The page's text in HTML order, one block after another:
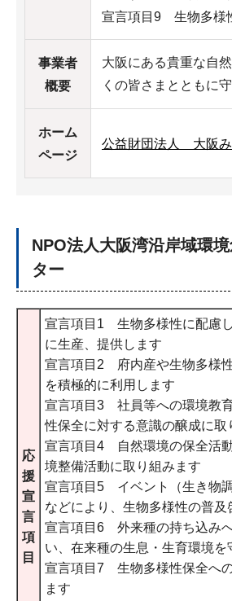
宣言項目9 生物多様
事業者
概要
大阪にある貴重な自
くの皆さまとともに
ホーム
ページ
公益財団法人 大阪み
NPO法人大阪湾沿岸域環
ター
応
援
宣
言
項
目
宣言項目1 生物多様性に配慮
に生産、提供します
宣言項目2 府内産や生物多様
を積極的に利用します
宣言項目3 社員等への環境教
性保全に対する意識の醸成に取
宣言項目4 自然環境の保全活
境整備活動に取り組みます
宣言項目5 イベント（生き物
などにより、生物多様性の普及
宣言項目6 外来種の持ち込み
い、在来種の生息・生育環境を
宣言項目7 生物多様性保全へ
ます